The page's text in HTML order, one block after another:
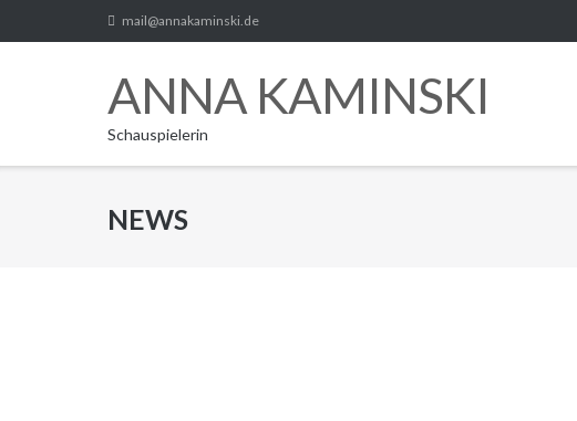
zum
mail@annakaminski.de
ANNA KAMINSKI
Schauspielerin
NEWS